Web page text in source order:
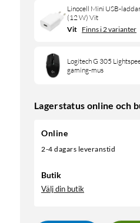
Linocell Mini USB-
(12 W) Vit
Vit Finns i 2 varianter
Logitech G 305
gaming-mus
Lagerstatus online och
Online
2-4 dagars leveranstid
Butik
Välj din butik